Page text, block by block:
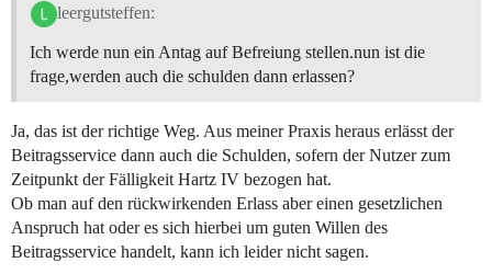
leergutsteffen:
Ich werde nun ein Antag auf Befreiung stellen.nun ist die
frage,werden auch die schulden dann erlassen?
Ja, das ist der richtige Weg. Aus meiner Praxis heraus erlässt der
Beitragsservice dann auch die Schulden, sofern der Nutzer zum
Zeitpunkt der Fälligkeit Hartz IV bezogen hat.
Ob man auf den rückwirkenden Erlass aber einen gesetzlichen
Anspruch hat oder es sich hierbei um guten Willen des
Beitragsservice handelt, kann ich leider nicht sagen.